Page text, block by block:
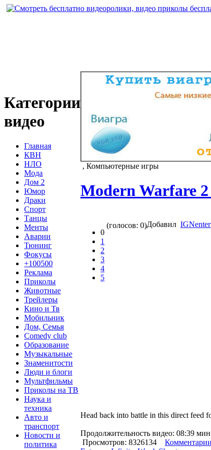
Категории
видео
Главная
КВН
НЛО
Мода
Дом 2
Юмор
Драки
Спорт
Танцы
Менты
Аварии
Тюнинг
Фокусы
+100500
Реклама
Приколы
Животные
Трейлеры
Кино и Тв
Мобильник
Дом, Семья
Comedy club
Образование
Музыкальные
Знаменитости
Люди и блоги
Мультфильмы
Приколы на ТВ
Наука и
техника
Авто и
транспорт
Новости и
политика
, Компьютерные игры
Modern Warfare
0
1
2
3
4
5
(голосов: 0)Добавил
Head back into battle in this direct feed
Продолжительность видео: 08:39 мин
Просмотров: 8326134